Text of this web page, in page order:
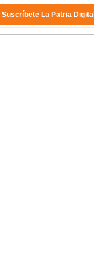
Suscríbete La Patria Digital